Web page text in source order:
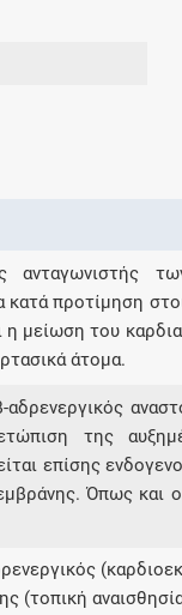
ανταγωνιστής
κατά προτίμηση
η μείωση του
άτομα.
αδρενεργικός
της
επίσης
Όπως και
(τοπική